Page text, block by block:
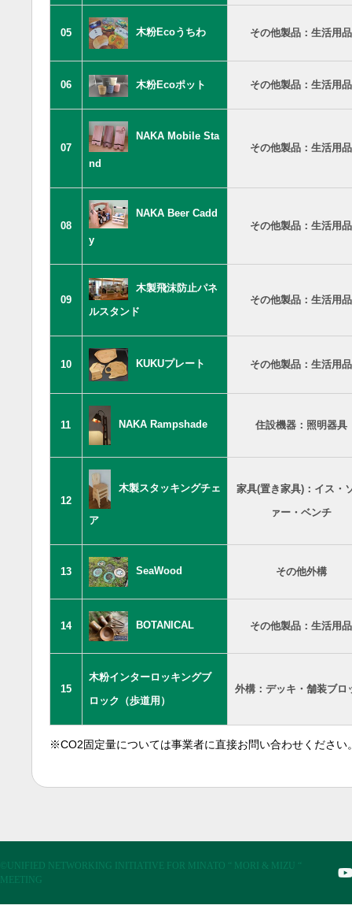
05 木粉Ecoうちわ その他製品：生活用品
06 木粉Ecoポット その他製品：生活用品
07
NAKA Mobile Sta
nd
その他製品：生活用品
08
NAKA Beer Cadd
y
その他製品：生活用品
09
木製飛沫防止パネ
ルスタンド
その他製品：生活用品
10 KUKUプレート その他製品：生活用品
11 NAKA Rampshade 住設機器：照明器具
12
木製スタッキングチェ
ア
家具(置き家具)：イス・
ァー・ベンチ
13 SeaWood その他外構
14 BOTANICAL その他製品：生活用品
15
木粉インターロッキングブ
ロック（歩道用）
外構：デッキ・舗装ブロ
※CO2固定量については事業者に直接お問い合わせください
©UNIFIED NETWORKING INITIATIVE FOR MINATO “ MORI & MIZU “
MEETING